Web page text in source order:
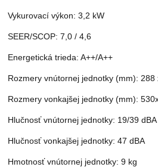
Vykurovací výkon: 3,2 kW
SEER/SCOP: 7,0 / 4,6
Energetická trieda: A++/A++
Rozmery vnútornej jednotky (mm): 288
Rozmery vonkajšej jednotky (mm):
Hlučnosť vnútornej jednotky: 19/39 dBA
Hlučnosť vonkajšej jednotky: 47 dBA
Hmotnosť vnútornej jednotky: 9 kg